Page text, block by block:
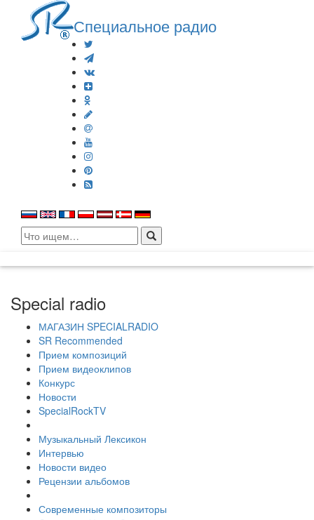
Специальное радио
Search
for:
Special radio
МАГАЗИН SPECIALRADIO
SR Recommended
Прием композиций
Прием видеоклипов
Конкурс
Новости
SpecialRockTV
Музыкальный Лексикон
Интервью
Новости видео
Рецензии альбомов
Современные композиторы